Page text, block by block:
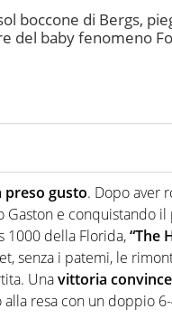
boccone di Bergs,
del baby fenomeno
di traslare il glossario
si perde una svista
gusto. Dopo aver
e conquistando
1000 della Florida,“The
senza i patemi, le
Unavittoria
resa con un doppio